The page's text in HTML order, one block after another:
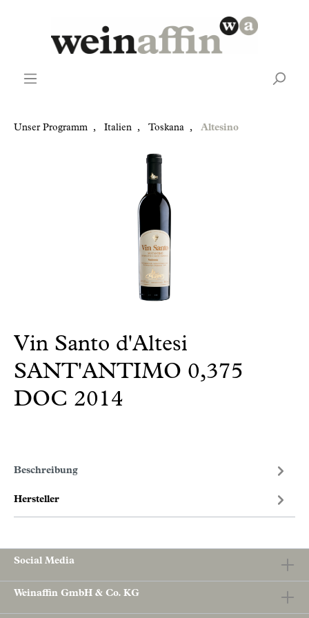
Unser Programm , Italien , Toskana , Altesino
Vin Santo d'Altesi
SANT'ANTIMO 0,375
DOC 2014
Beschreibung
Hersteller
Social Media
Weinaffin GmbH & Co. KG